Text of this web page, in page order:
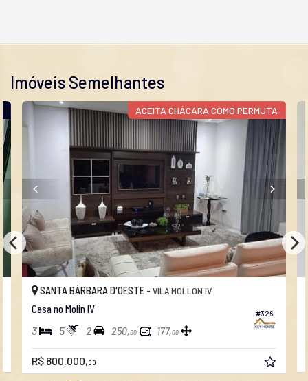
Imóveis Semelhantes
ACEITA CHÁCARA COMO PERMUTA
#326
SANTA BÁRBARA D'OESTE - VILA MOLLON IV
Casa no Molin IV
3 5 2 250,00 177,00
R$ 800.000,00